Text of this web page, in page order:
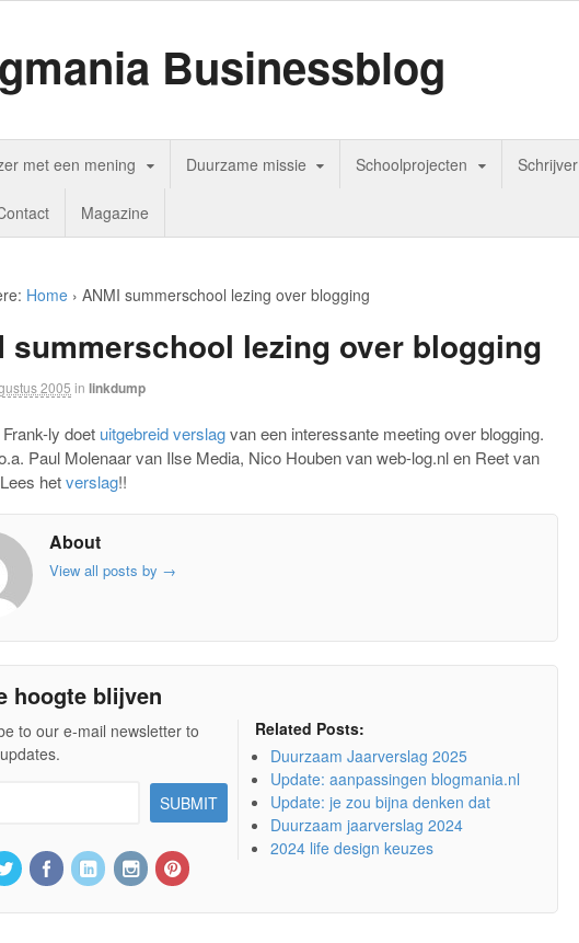
Businessblog
met een mening Duurzame missie Schoolprojecten Schrijver
Magazine
Home › ANMI summerschool lezing over blogging
summerschool lezing over blogging
2005 in linkdump
ly doet uitgebreid verslagvan een interessante meeting over blogging.
Paul Molenaar van Ilse Media, Nico Houben van web-log.nl en Reet van
hetverslag!!
About
View all posts by →
hoogte blijven
to our e-mail newsletter to
Related Posts:
Duurzaam Jaarverslag 2025
Update: aanpassingen blogmania.nl
Update: je zou bijna denken dat
Duurzaam jaarverslag 2024
2024 life design keuzes